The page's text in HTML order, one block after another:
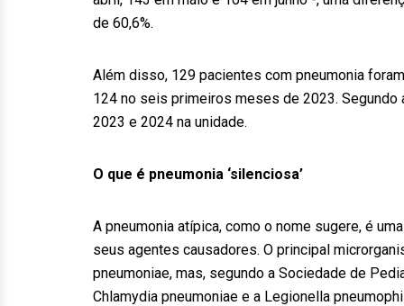
de 60,6%.
Além disso, 129 pacientes com pneumonia
124 no seis primeiros meses de 2023.
2023 e 2024 na unidade.
O que é pneumonia ‘silenciosa’
A pneumonia atípica, como o nome sugere, é
seus agentes causadores. O principal
pneumoniae, mas, segundo a Sociedade de
Chlamydia pneumoniae e a Legionella